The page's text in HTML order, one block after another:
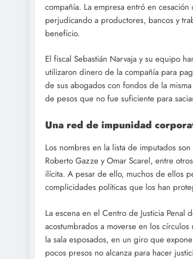
compañía. La empresa entró en
perjudicando a productores, bancos y
beneficio.
El fiscal Sebastián Narvaja y su equipo
utilizaron dinero de la compañía para
de sus abogados con fondos de la
de pesos que no fue suficiente para
Una red de impunidad
Los nombres en la lista de imputados
Roberto Gazze y Omar Scarel, entre
ilícita. A pesar de ello, muchos de ellos
complicidades políticas que los han
La escena en el Centro de Justicia Penal
acostumbrados a moverse en los
la sala esposados, en un giro que
pocos presos no alcanza para hacer